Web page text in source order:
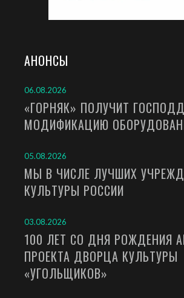
АНОНСЫ
06.08.2026
«ГОРНЯК» ПОЛУЧИТ
МОДИФИКАЦИЮ
05.08.2026
МЫ В ЧИСЛЕ ЛУЧШИХ
КУЛЬТУРЫ РОССИИ
03.08.2026
100 ЛЕТ СО ДНЯ РОЖДЕНИЯ
ПРОЕКТА ДВОРЦА КУЛЬТУРЫ
«УГОЛЬЩИКОВ»